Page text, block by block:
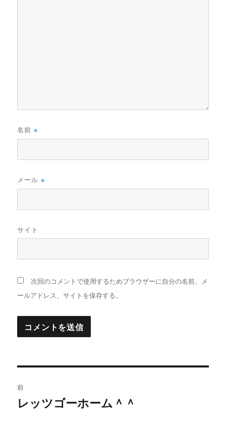
名前※
メール※
サイト
次回のコメントで使用するためブラウザーに自分の名前、メ
ールアドレス、サイトを保存する。
稿
前
過
レッツゴーホーム＾＾